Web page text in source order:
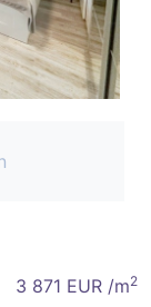
3 871 EUR /m2